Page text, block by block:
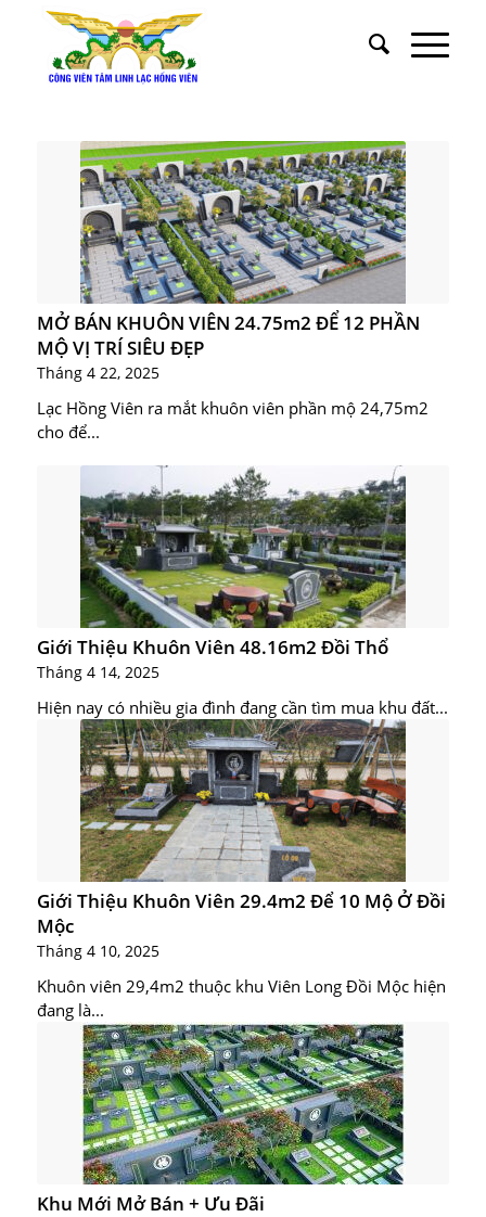
MỞ BÁN KHUÔN VIÊN 24.75m2 ĐỂ 12 PHẦN
MỘ VỊ TRÍ SIÊU ĐẸP
Tháng 4 22, 2025
Lạc Hồng Viên ra mắt khuôn viên phần mộ 24,75m2
cho để...
Giới Thiệu Khuôn Viên 48.16m2 Đồi Thổ
Tháng 4 14, 2025
Hiện nay có nhiều gia đình đang cần tìm mua khu đất...
Giới Thiệu Khuôn Viên 29.4m2 Để 10 Mộ Ở Đồi
Mộc
Tháng 4 10, 2025
Khuôn viên 29,4m2 thuộc khu Viên Long Đồi Mộc hiện
đang là...
Khu Mới Mở Bán + Ưu Đãi